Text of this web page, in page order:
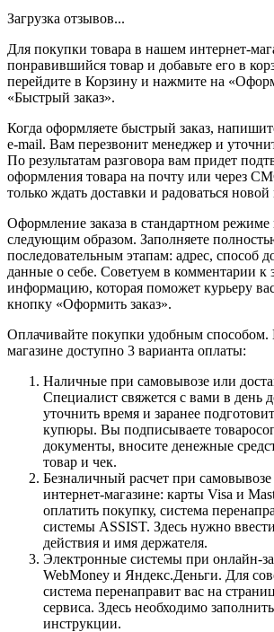
Загрузка отзывов...
Для покупки товара в нашем интернет-
понравившийся товар и добавьте его в
перейдите в Корзину и нажмите на
«Быстрый заказ».
Когда оформляете быстрый заказ,
e-mail. Вам перезвонит менеджер и
По результатам разговора вам придет
оформления товара на почту или через
только ждать доставки и радоваться
Оформление заказа в стандартном режиме
следующим образом. Заполняете
последовательным этапам: адрес, способ
данные о себе. Советуем в комментарии к
информацию, которая поможет курьеру
кнопку «Оформить заказ».
Оплачивайте покупки удобным способом.
магазине доступно 3 варианта оплаты:
Наличные при самовывозе или
Специалист свяжется с вами в день
уточнить время и заранее
купюры. Вы подписываете
документы, вносите денежные
товар и чек.
Безналичный расчет при
интернет-магазине: карты Visa и
оплатить покупку, система
системы ASSIST. Здесь нужно
действия и имя держателя.
Электронные системы при онлайн-
WebMoney и Яндекс.Деньги. Для
система перенаправит вас на
сервиса. Здесь необходимо
инструкции.